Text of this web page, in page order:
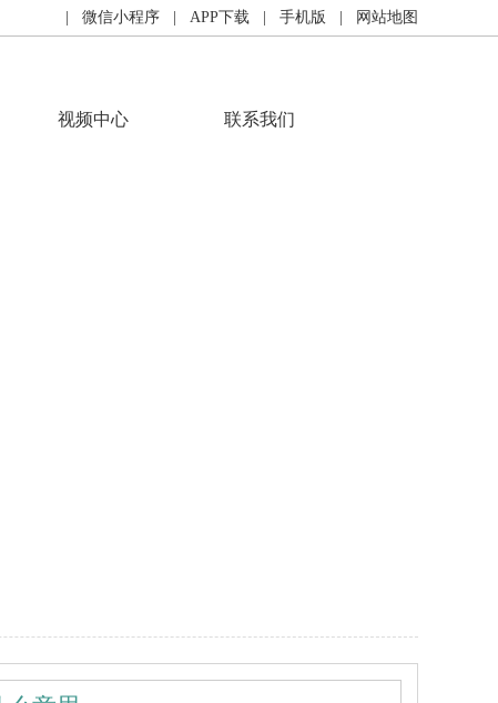
| 微信小程序 | APP下载 | 手机版 | 网站地图
视频中心 联系我们